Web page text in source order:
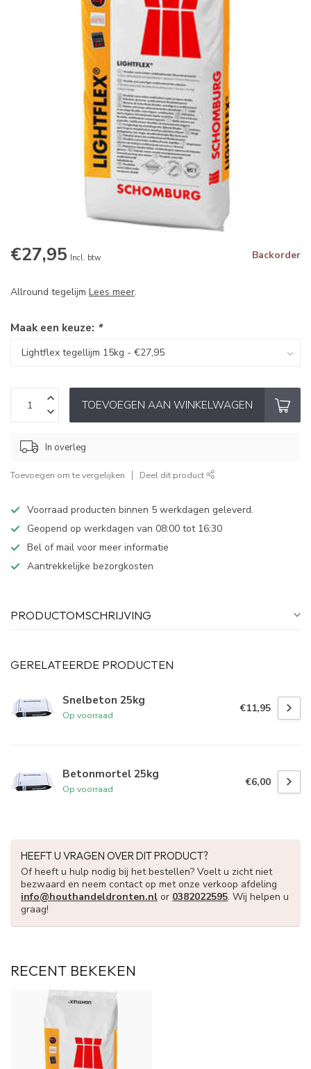
€27,95 Incl. btw Backorder
Allround tegelijm Lees meer.
Maak een keuze: *
TOEVOEGEN AAN WINKELWAGEN
In overleg
Toevoegen om te vergelijken Deel dit product
Voorraad producten binnen 5 werkdagen geleverd.
Geopend op werkdagen van 08:00 tot 16:30
Bel of mail voor meer informatie
Aantrekkelijke bezorgkosten
PRODUCTOMSCHRIJVING
GERELATEERDE PRODUCTEN
Snelbeton 25kg
Op voorraad
€11,95
Betonmortel 25kg
Op voorraad
€6,00
HEEFT U VRAGEN OVER DIT PRODUCT?
Of heeft u hulp nodig bij het bestellen? Voelt u zicht niet
bezwaard en neem contact op met onze verkoop afdeling
info@houthandeldronten.nl or 0382022595. Wij helpen u
graag!
RECENT BEKEKEN